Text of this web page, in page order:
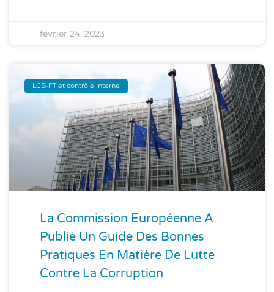
février 24, 2023
LCB-FT et contrôle interne
La Commission Européenne A
Publié Un Guide Des Bonnes
Pratiques En Matière De Lutte
Contre La Corruption